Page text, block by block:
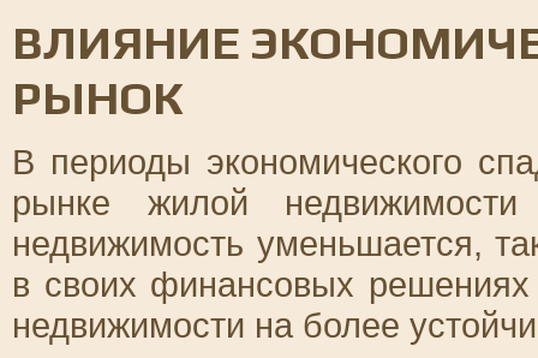
ВЛИЯНИЕ
РЫНОК
В периоды экономического
рынке жилой
недвижимость уменьшается,
в своих финансовых решениях
недвижимости на более